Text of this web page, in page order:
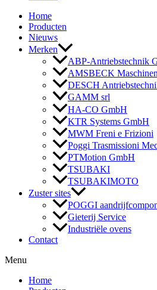
Home
Producten
Nieuws
Merken
ABP-Antriebstechnik
AMSBECK
DESCH
GAMM srl
HA-CO GmbH
KTR Systems GmbH
MWM Freni e Frizioni
Poggi Trasmissioni
PTMotion GmbH
TSUBAKI
TSUBAKIMOTO
Zuster sites
POGGI
Gieterij Service
Industriële ovens
Contact
Menu
Home